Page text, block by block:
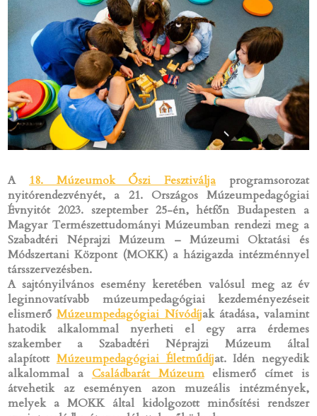
A 18. Múzeumok Őszi Fesztiválja programsorozat
nyitórendezvényét, a 21. Országos Múzeumpedagógiai
Évnyitót 2023. szeptember 25-én, hétfőn Budapesten a
Magyar Természettudományi Múzeumban rendezi meg a
Szabadtéri Néprajzi Múzeum – Múzeumi Oktatási és
Módszertani Központ (MOKK) a házigazda intézménnyel
társszervezésben.
A sajtónyilvános esemény keretében valósul meg az év
leginnovatívabb múzeumpedagógiai kezdeményezéseit
elismerőMúzeumpedagógiai Nívódíjak átadása, valamint
hatodik alkalommal nyerheti el egy arra érdemes
szakember a Szabadtéri Néprajzi Múzeum által
alapított Múzeumpedagógiai Életműdíjat. Idén negyedik
alkalommal a Családbarát Múzeumelismerő címet is
átvehetik az eseményen azon muzeális intézmények,
melyek a MOKK által kidolgozott minősítési rendszer